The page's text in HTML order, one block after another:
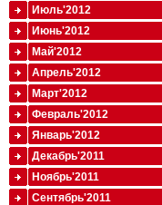
Июль'2012
Июнь'2012
Май'2012
Апрель'2012
Март'2012
Февраль'2012
Январь'2012
Декабрь'2011
Ноябрь'2011
Сентябрь'2011